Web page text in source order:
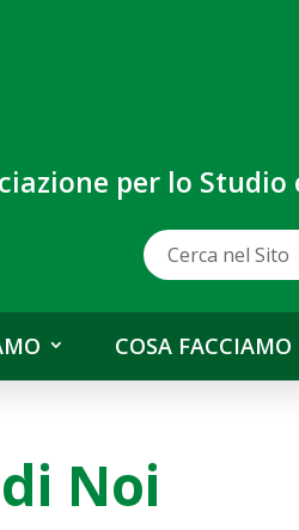
per lo
COSA FACCIAMO
Noi